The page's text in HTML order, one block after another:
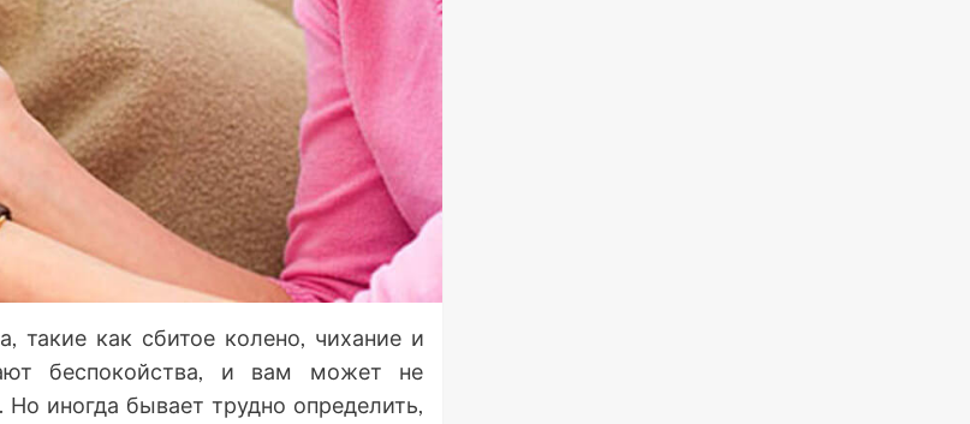
такие как сбитое колено, чихание и
беспокойства, и вам может не
Но иногда бывает трудно определить,